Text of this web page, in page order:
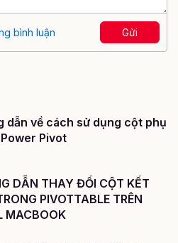
bình luận Gửi
dẫn về cách sử dụng cột phụ
Pivot
DẪN THAY ĐỔI CỘT KẾT
PIVOTTABLE TRÊN
MACBOOK